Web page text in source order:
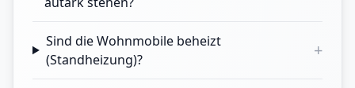
Sind die Wohnmobile beheizt
(Standheizung)?
+